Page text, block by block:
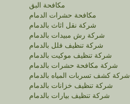
مكافحة البق
مكافحة حشرات الدمام
شركة نقل اثاث بالدمام
شركة رش مبيدات بالدمام
شركة تنظيف فلل بالدمام
شركة تنظيف موكيت بالدمام
شركة مكافحة حشرات بالدمام
شركة كشف تسربات المياه بالدمام
شركة تنظيف خزانات بالدمام
شركة تنظيف بيارات بالدمام